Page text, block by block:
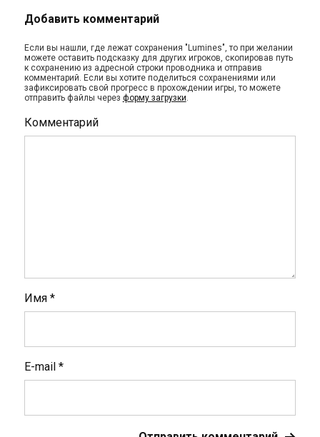
Добавить комментарий
Если вы нашли, где лежат сохранения "Lumines", то при желании
можете оставить подсказку для других игроков, скопировав путь
к сохранению из адресной строки проводника и отправив
комментарий. Если вы хотите поделиться сохранениями или
зафиксировать свой прогресс в прохождении игры, то можете
отправить файлы через форму загрузки.
Комментарий
Имя *
E-mail *